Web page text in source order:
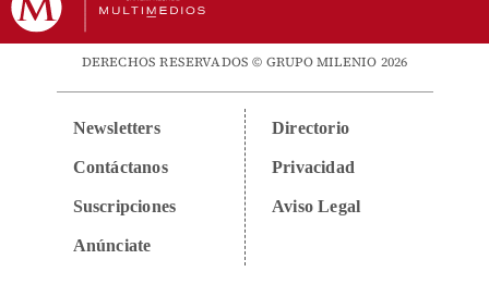
DERECHOS RESERVADOS © GRUPO MILENIO 2026
Newsletters
Contáctanos
Suscripciones
Anúnciate
Directorio
Privacidad
Aviso Legal